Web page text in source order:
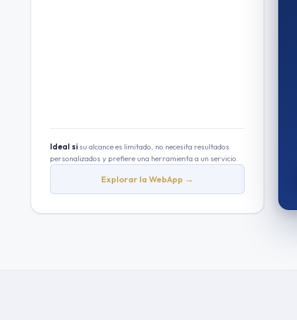
Ideal si su alcance es limitado, no necesita resultados
personalizados y prefiere una herramienta a un servicio.
Explorar la WebApp →